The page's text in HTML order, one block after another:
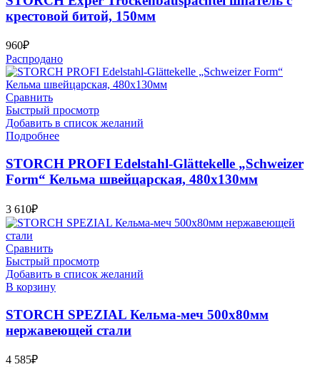
крестовой битой, 150мм
960₽
Распродано
Сравнить
Быстрый просмотр
Добавить в список желаний
Подробнее
STORCH PROFI Edelstahl-Glättekelle „Schweizer
Form“ Кельма швейцарская, 480х130мм
3 610₽
Сравнить
Быстрый просмотр
Добавить в список желаний
В корзину
STORCH SPEZIAL Кельма-меч 500х80мм
нержавеющей стали
4 585₽